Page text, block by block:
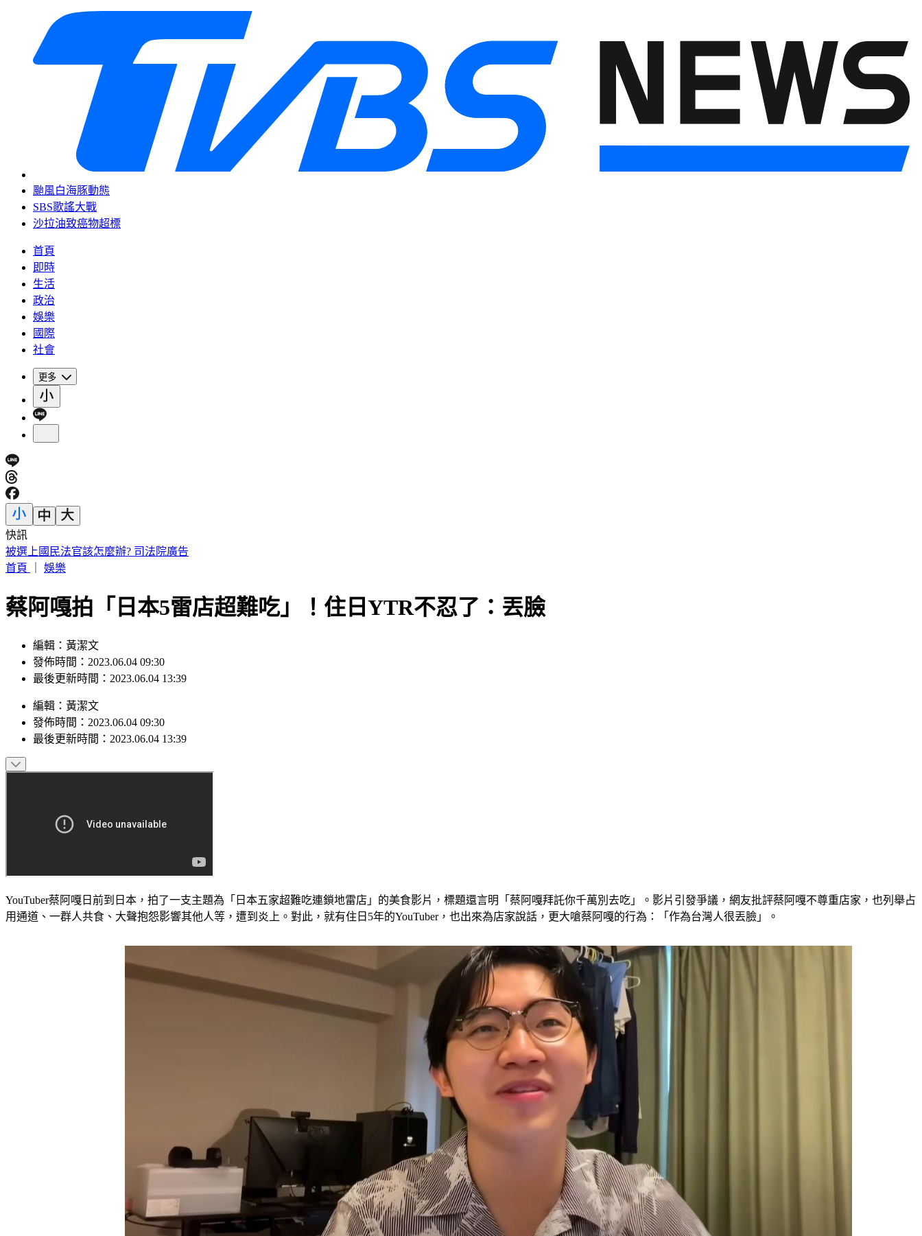
颱風白海豚動態
SBS歌謠大戰
沙拉油致癌物超標
首頁
即時
生活
政治
娛樂
國際
社會
更多
快訊
快訊／「蝴蝶姐姐」愷樂生了！雙胞胎女兒35週早產
首頁
娛樂
蔡阿嘎拍「日本5雷店超難吃」！住日YTR不忍了：丟臉
編輯：黃潔文
發佈時間：2023.06.04 09:30
最後更新時間：2023.06.04 13:39
編輯 ： 黃潔文
發佈時間： 2023.06.04 09:30
最後更新時間： 2023.06.04 13:39
YouTuber蔡阿嘎日前到日本，拍了一支主題為「日本五家超難吃連鎖地雷店」的美食影片，標題還言明「蔡阿嘎拜託你千萬別去吃」。影片引發爭議，網友批評蔡阿嘎不尊重店家，也列舉占
用通道、一群人共食、大聲抱怨影響其他人等，遭到炎上。對此，就有住日5年的YouTuber，也出來為店家說話，更大嗆蔡阿嘎的行為：「作為台灣人很丟臉」。